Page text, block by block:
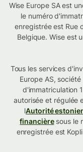
Wise Europe SA est
le numéro
enregistrée est Rue
Belgique. Wise est
Tous les services
Europe AS,
d'immatriculation
autorisée et régulée
lAutorité
financièresous le
enregistrée est